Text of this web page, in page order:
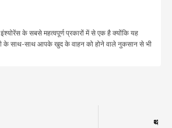
इंश्योरेंस के सबसे महत्वपूर्ण प्रकारों में से एक है क्योंकि यह
के साथ-साथ आपके खुद के वाहन को होने वाले नुकसान से भी
थर्ड-